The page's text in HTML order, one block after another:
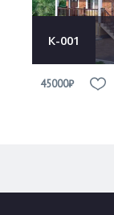
К-001
45000₽